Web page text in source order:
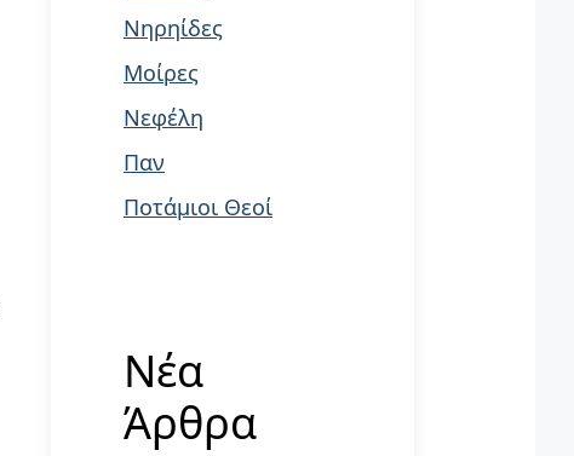
Νηρηίδες
Μοίρες
Νεφέλη
Παν
Ποτάμιοι Θεοί
Νέα
Άρθρα